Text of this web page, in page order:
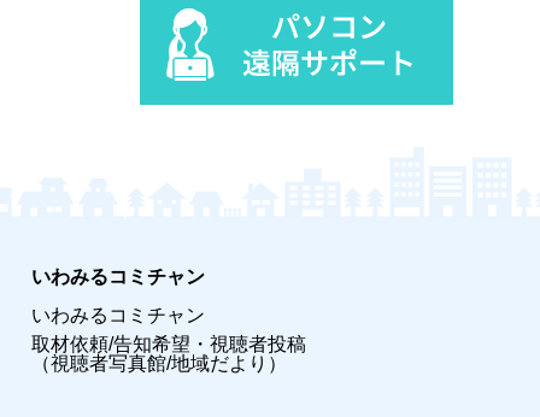
いわみるコミチャン
いわみるコミチャン
取材依頼/告知希望・視聴者投稿
（視聴者写真館/地域だより）